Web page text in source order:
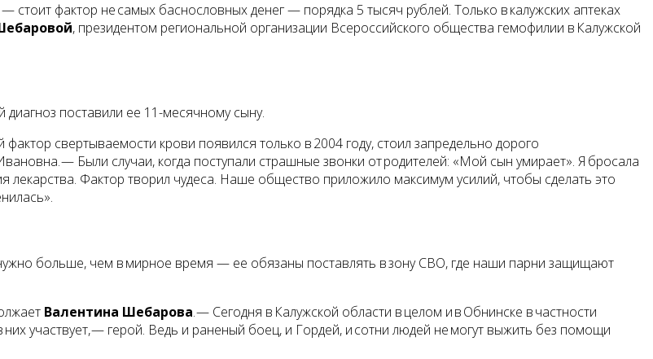
фактор не самых баснословных денег — порядка 5 тысяч рублей. Только в калужских аптеках
, президентом региональной организации Всероссийского общества гемофилии в Калужской
диагноз поставили ее 11-месячному сыну.
свертываемости крови появился только в 2004 году, стоил запредельно дорого
— Были случаи, когда поступали страшные звонки от родителей: «Мой сын умирает». Я бросала
лекарства. Фактор творил чудеса. Наше общество приложило максимум усилий, чтобы сделать это
больше, чем в мирное время — ее обязаны поставлять в зону СВО, где наши парни защищают
Валентина Шебарова. — Сегодня в Калужской области в целом и в Обнинске в частности
участвует, — герой. Ведь и раненый боец, и Гордей, и сотни людей не могут выжить без помощи